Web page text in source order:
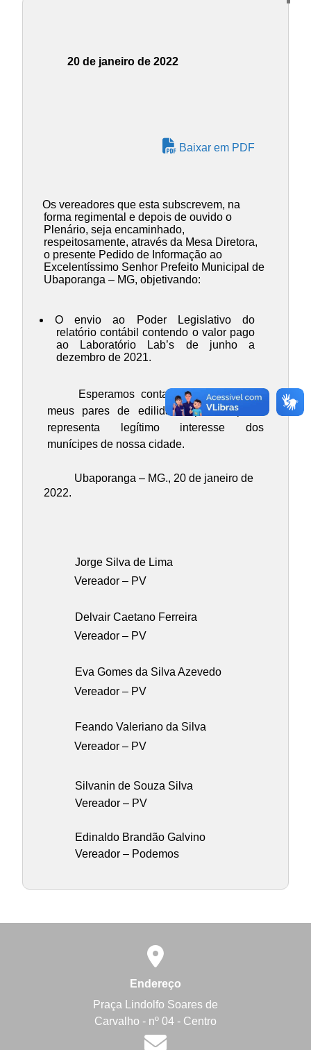
20 de janeiro de 2022
Baixar em PDF
Os vereadores que esta subscrevem, na
forma regimental e depois de ouvido o
Plenário, seja encaminhado,
respeitosamente, através da Mesa Diretora,
o presente Pedido de Informação ao
Excelentíssimo Senhor Prefeito Municipal de
Ubaporanga – MG, objetivando:
O envio ao Poder Legislativo do
relatório contábil contendo o valor pago
ao Laboratório Lab’s de junho a
dezembro de 2021.
Esperamos contar com o apoio de
meus pares de edilidade, pois o pleito
representa legítimo interesse dos
munícipes de nossa cidade.
Ubaporanga – MG., 20 de janeiro de
2022.
Jorge Silva de Lima
Vereador – PV
Delvair Caetano Ferreira
Vereador – PV
Eva Gomes da Silva Azevedo
Vereador – PV
Feando Valeriano da Silva
Vereador – PV
Silvanin de Souza Silva
Vereador – PV
Edinaldo Brandão Galvino
Vereador – Podemos
Endereço
Praça Lindolfo Soares de
Carvalho - nº 04 - Centro